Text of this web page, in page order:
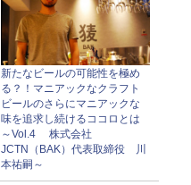
新たなビールの可能性を極め
る？！マニアックなクラフト
ビールのさらにマニアックな
味を追求し続けるココロとは
～Vol.4 株式会社
JCTN（BAK）代表取締役 川
本祐嗣～